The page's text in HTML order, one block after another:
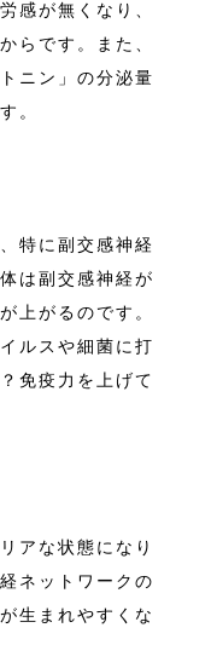
感が無くなり、
らです。また、
ニン」の分泌量
。
特に副交感神経
は副交感神経が
上がるのです。
ルスや細菌に打
免疫力を上げて
アな状態になり
ネットワークの
生まれやすくな